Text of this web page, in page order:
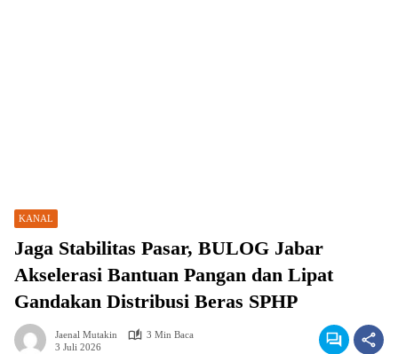
KANAL
Jaga Stabilitas Pasar, BULOG Jabar
Akselerasi Bantuan Pangan dan Lipat
Gandakan Distribusi Beras SPHP
Jaenal Mutakin
3 Min Baca
3 Juli 2026